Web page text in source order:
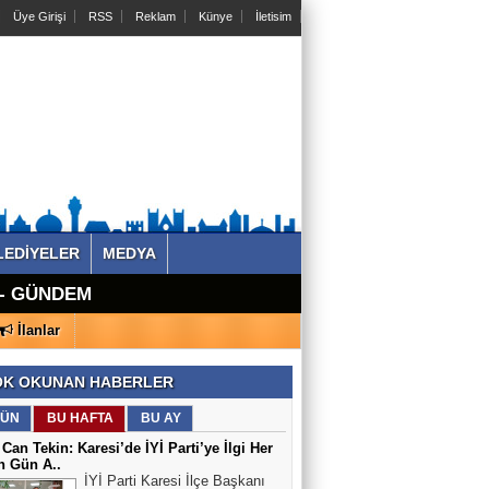
Üye Girişi RSS Reklam Künye İletisim
MEDYA
BİR
-
-
Masaya
İnşa-
-
İlanlar
OKUNAN HABERLER
BU HAFTA BU AY
Tekin: Karesi’de İYİ Parti’ye İlgi Her
Gün A..
İYİ Parti Karesi İlçe Başkanı